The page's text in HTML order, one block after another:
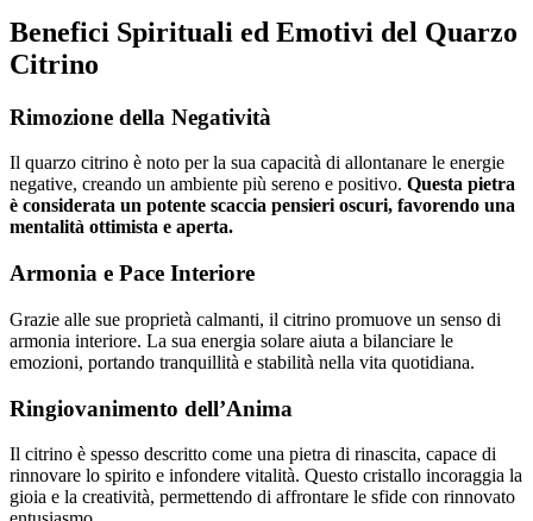
Benefici Spirituali ed Emotivi del Quarzo
Citrino
Rimozione della Negatività
Il quarzo citrino è noto per la sua capacità di allontanare le energie
negative, creando un ambiente più sereno e positivo. Questa pietra
è considerata un potente scaccia pensieri oscuri, favorendo una
mentalità ottimista e aperta.
Armonia e Pace Interiore
Grazie alle sue proprietà calmanti, il citrino promuove un senso di
armonia interiore. La sua energia solare aiuta a bilanciare le
emozioni, portando tranquillità e stabilità nella vita quotidiana.
Ringiovanimento dell’Anima
Il citrino è spesso descritto come una pietra di rinascita, capace di
rinnovare lo spirito e infondere vitalità. Questo cristallo incoraggia la
gioia e la creatività, permettendo di affrontare le sfide con rinnovato